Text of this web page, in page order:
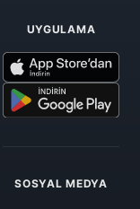
UYGULAMA
SOSYAL MEDYA